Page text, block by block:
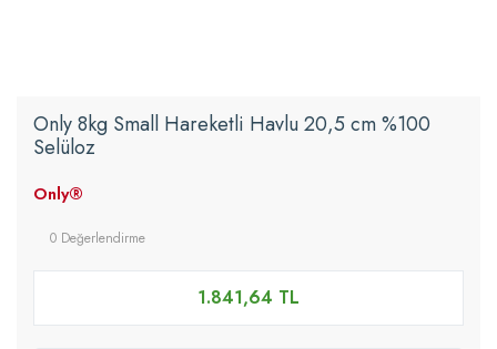
Only 8kg Small Hareketli Havlu 20,5 cm %100
Selüloz
Only®
0 Değerlendirme
1.841,64 TL